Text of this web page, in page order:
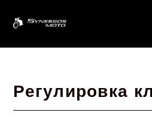
Регулировка